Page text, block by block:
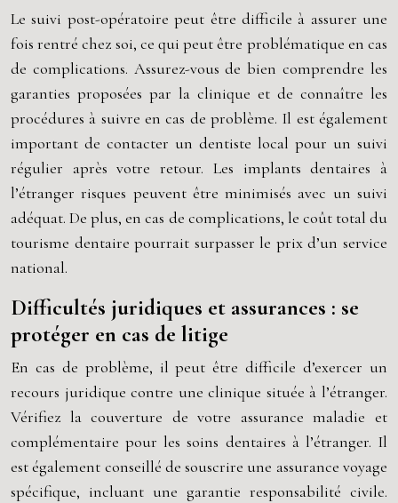
Le suivi post-opératoire peut être difficile à assurer une
fois rentré chez soi, ce qui peut être problématique en cas
de complications. Assurez-vous de bien comprendre les
garanties proposées par la clinique et de connaître les
procédures à suivre en cas de problème. Il est également
important de contacter un dentiste local pour un suivi
régulier après votre retour. Les implants dentaires à
l’étranger risques peuvent être minimisés avec un suivi
adéquat. De plus, en cas de complications, le coût total du
tourisme dentaire pourrait surpasser le prix d’un service
national.
Difficultés juridiques et assurances : se
protéger en cas de litige
En cas de problème, il peut être difficile d’exercer un
recours juridique contre une clinique située à l’étranger.
Vérifiez la couverture de votre assurance maladie et
complémentaire pour les soins dentaires à l’étranger. Il
est également conseillé de souscrire une assurance voyage
spécifique, incluant une garantie responsabilité civile.